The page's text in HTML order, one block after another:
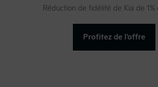
Réduction de fidélité de Kia de 1%
Profitez de l'offre